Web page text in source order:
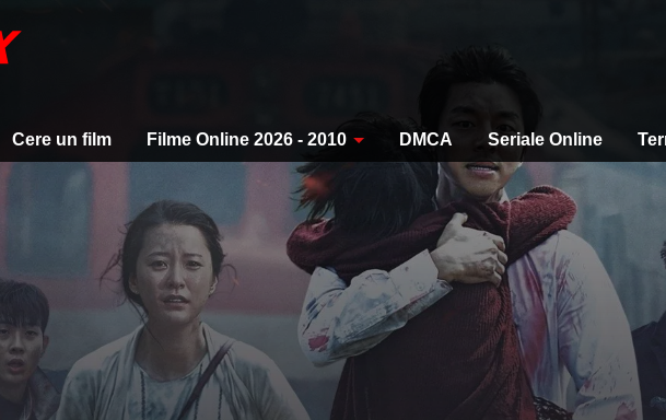
Cere un film Filme Online 2026 - 2010 DMCA Seriale Online